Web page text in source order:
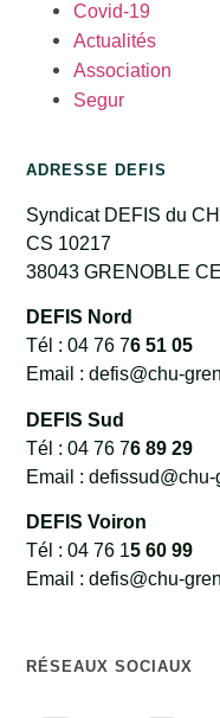
Covid-19
Actualités
Association
Segur
ADRESSE DEFIS
Syndicat DEFIS du
CS 10217
38043 GRENOBLE
DEFIS Nord
Tél : 04 76 76 51 05
Email : defis@chu-
DEFIS Sud
Tél : 04 76 76 89 29
Email :
DEFIS Voiron
Tél : 04 76 15 60 99
Email : defis@chu-
RÉSEAUX SOCIAUX